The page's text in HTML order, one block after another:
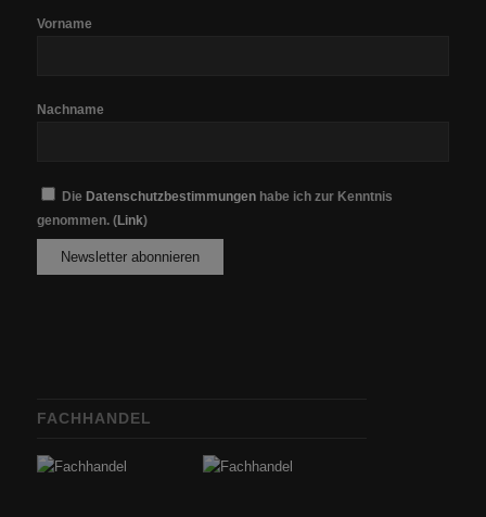
Vorname
Nachname
Die Datenschutzbestimmungenhabe ich zur Kenntnis
genommen. (Link)
FACHHANDEL